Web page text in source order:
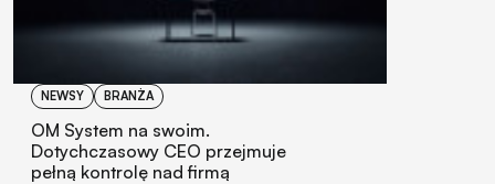
NEWSY BRANŻA
OM System na swoim.
Dotychczasowy CEO przejmuje
pełną kontrolę nad firmą